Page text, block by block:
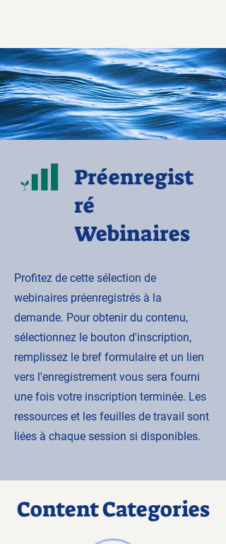
Préenregist
ré
Webinaires
Profitez de cette sélection de
webinaires préenregistrés à la
demande. Pour obtenir du contenu,
sélectionnez le bouton d'inscription,
remplissez le bref formulaire et un lien
vers l'enregistrement vous sera fourni
une fois votre inscription terminée. Les
ressources et les feuilles de travail sont
liées à chaque session si disponibles.
Content Categories